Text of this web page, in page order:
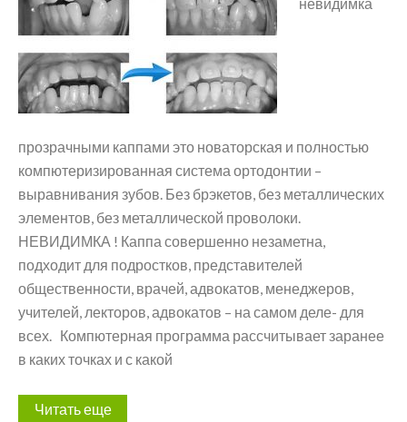
прозрачными каппами это новаторская и полностью
компютеризированная система ортодонтии –
выравнивания зубов. Без брэкетов, без металлических
элементов, без металлической проволоки.
НЕВИДИМКА ! Каппа совершенно незаметна,
подходит для подростков, представителей
общественности, врачей, адвокатов, менеджеров,
учителей, лекторов, адвокатов – на самом деле- для
всех. Компютерная программа рассчитывает заранее
в каких точках и с какой
Читать еще